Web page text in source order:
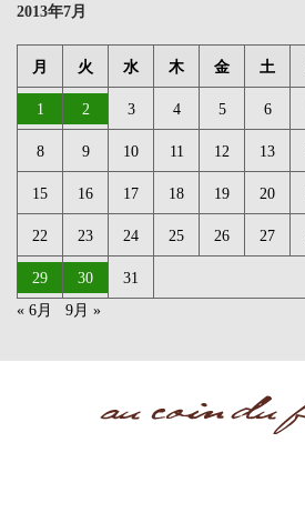
2013年7月
月 火 水 木 金 土
1 2 3 4 5 6
8 9 10 11 12 13
15 16 17 18 19 20
22 23 24 25 26 27
29 30
31
« 6月
9月 »